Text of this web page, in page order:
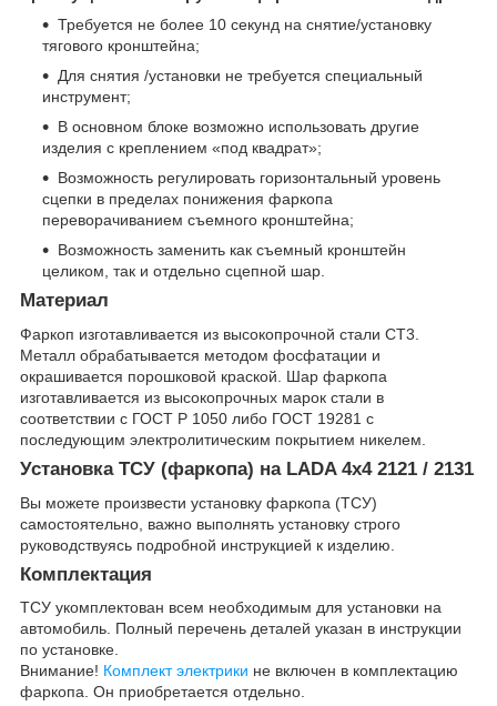
Требуется не более 10 секунд на снятие/установку
тягового кронштейна;
Для снятия /установки не требуется специальный
инструмент;
В основном блоке возможно использовать другие
изделия с креплением «под квадрат»;
Возможность регулировать горизонтальный уровень
сцепки в пределах понижения фаркопа
переворачиванием съемного кронштейна;
Возможность заменить как съемный кронштейн
целиком, так и отдельно сцепной шар.
Материал
Фаркоп изготавливается из высокопрочной стали СТ3.
Металл обрабатывается методом фосфатации и
окрашивается порошковой краской. Шар фаркопа
изготавливается из высокопрочных марок стали в
соответствии с ГОСТ Р 1050 либо ГОСТ 19281 с
последующим электролитическим покрытием никелем.
Установка ТСУ (фаркопа) на LADA 4x4 2121 / 2131
Вы можете произвести установку фаркопа (ТСУ)
самостоятельно, важно выполнять установку строго
руководствуясь подробной инструкцией к изделию.
Комплектация
ТСУ укомплектован всем необходимым для установки на
автомобиль. Полный перечень деталей указан в инструкции
по установке.
Внимание! Комплект электрики не включен в комплектацию
фаркопа. Он приобретается отдельно.